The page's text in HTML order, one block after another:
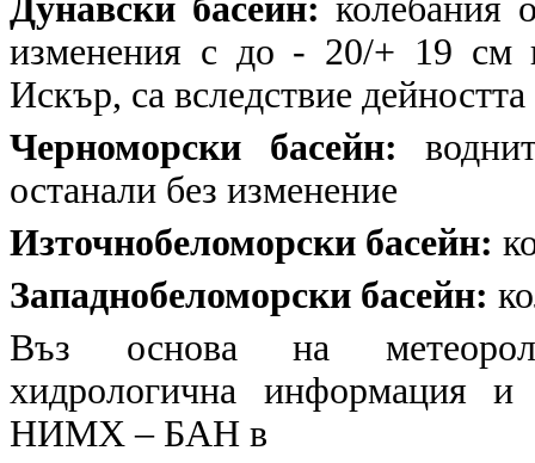
Дунавски басейн: колебания
изменения с до - 20/+ 19 см
Искър, са вследствие
Черноморски басейн:
останали без изменение
Източнобеломорски басейн:
Западнобеломорски басейн:
Въз основа на
хидрологична информация и
НИМХ – БАН в